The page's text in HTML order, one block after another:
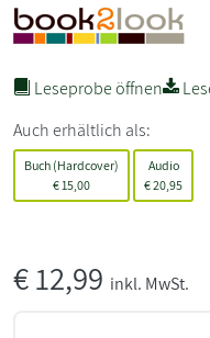
Leseprobe öffnen
Auch erhältlich als:
Buch (Hardcover)
€15,00
Audio
€20,95
€12,99 inkl. MwSt.